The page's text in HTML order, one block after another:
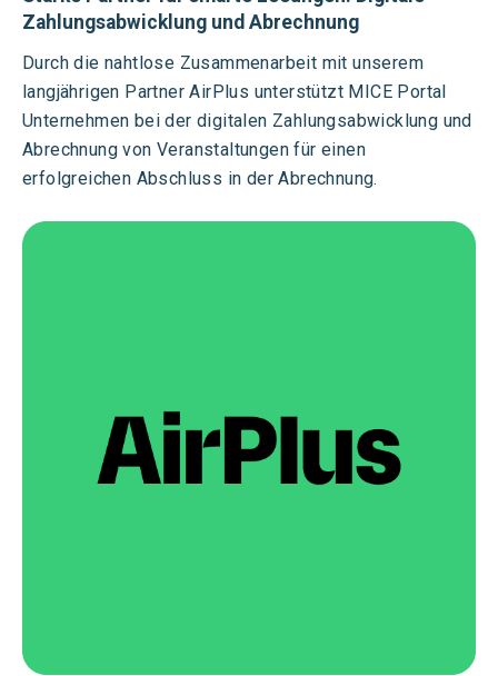
Zahlungsabwicklung und Abrechnung
Durch die nahtlose Zusammenarbeit mit unserem
langjährigen Partner AirPlus unterstützt MICE Portal
Unternehmen bei der digitalen Zahlungsabwicklung und
Abrechnung von Veranstaltungen für einen
erfolgreichen Abschluss in der Abrechnung.